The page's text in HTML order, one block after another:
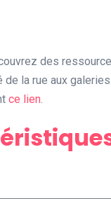
des
la rue aux
ce lien.